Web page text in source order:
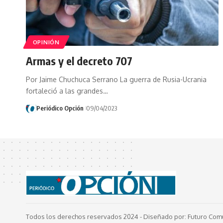
OPINIÓN
Armas y el decreto 707
Por Jaime Chuchuca Serrano La guerra de Rusia-Ucrania
fortaleció a las grandes…
Periódico Opción 09/04/2023
Todos los derechos reservados 2024 - Diseñado por: Futuro